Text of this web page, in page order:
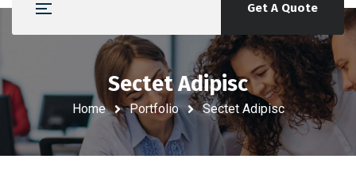
Get A Quote
Sectet Adipisc
Home Portfolio Sectet Adipisc